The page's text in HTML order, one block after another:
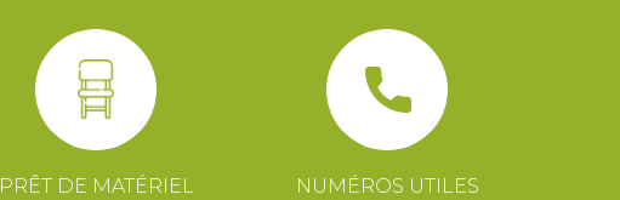
PRÊT DE MATÉRIEL NUMÉROS UTILES